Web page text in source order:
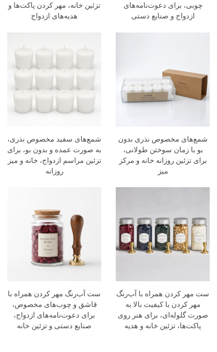
چوبی، برای دعوت‌نامه‌های
ازدواج و صنایع دستی
تزئین خانه، مهر کردن پاکت‌ها و
هدیه‌های ازدواج
شمع‌های مخصوص نذری بدون
بو با زمان سوختن طولانی،
برای تزئین روزانه خانه و مرکز
میز
شمع‌های سفید مخصوص نذری،
به صورت عمده و بدون بو، برای
تزئین مراسم ازدواج، خانه و میز
روزانه
ست مهر کردن همراه با آب‌رنگ
مهر کردن با کیفیت بالا به
صورت گلوله‌ای، برای هنر روی
پاکت‌ها، تزئین خانه و هدیه
ست آب‌رنگ مهر کردن همراه با
قاشق و چوب‌های مخصوص،
برای دعوت‌نامه‌های ازدواج،
صنایع دستی و تزئین خانه